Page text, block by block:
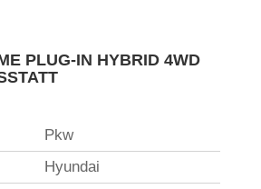
PLUG-IN HYBRID 4WD
Pkw
Hyundai